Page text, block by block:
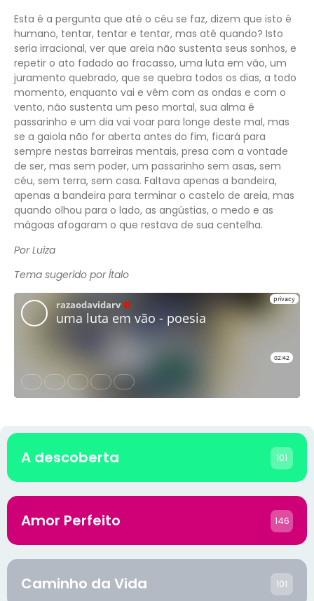
Esta é a pergunta que até o céu se faz, dizem que isto é
humano, tentar, tentar e tentar, mas até quando? Isto
seria irracional, ver que areia não sustenta seus sonhos, e
repetir o ato fadado ao fracasso, uma luta em vão, um
juramento quebrado, que se quebra todos os dias, a todo
momento, enquanto vai e vêm com as ondas e com o
vento, não sustenta um peso mortal, sua alma é
passarinho e um dia vai voar para longe deste mal, mas
se a gaiola não for aberta antes do fim, ficará para
sempre nestas barreiras mentais, presa com a vontade
de ser, mas sem poder, um passarinho sem asas, sem
céu, sem terra, sem casa. Faltava apenas a bandeira,
apenas a bandeira para terminar o castelo de areia, mas
quando olhou para o lado, as angústias, o medo e as
mágoas afogaram o que restava de sua centelha.
Por Luiza
Tema sugerido por Ítalo
A descoberta 101
Amor Perfeito 146
Caminho da Vida 101